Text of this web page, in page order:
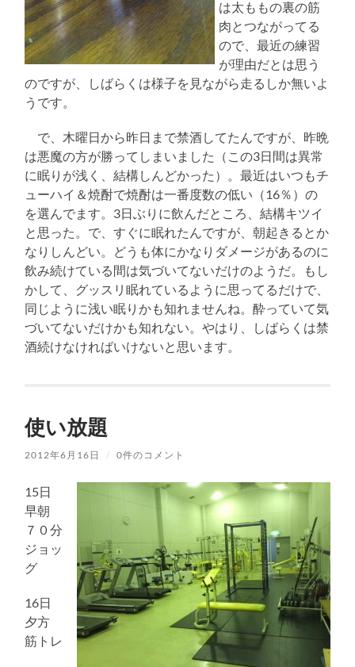
は太ももの裏の筋
肉とつながってる
ので、最近の練習
が理由だとは思う
のですが、しばらくは様子を見ながら走るしか無いよ
うです。
で、木曜日から昨日まで禁酒してたんですが、昨晩
は悪魔の方が勝ってしまいました（この3日間は異常
に眠りが浅く、結構しんどかった）。最近はいつもチ
ューハイ＆焼酎で焼酎は一番度数の低い（16％）の
を選んでます。3日ぶりに飲んだところ、結構キツイ
と思った。で、すぐに眠れたんですが、朝起きるとか
なりしんどい。どうも体にかなりダメージがあるのに
飲み続けている間は気づいてないだけのようだ。もし
かして、グッスリ眠れているように思ってるだけで、
同じように浅い眠りかも知れませんね。酔っていて気
づいてないだけかも知れない。やはり、しばらくは禁
酒続けなければいけないと思います。
使い放題
2012年6月16日 / 0件のコメント
15日
早朝
７０分
ジョッ
グ
16日
夕方
筋トレ